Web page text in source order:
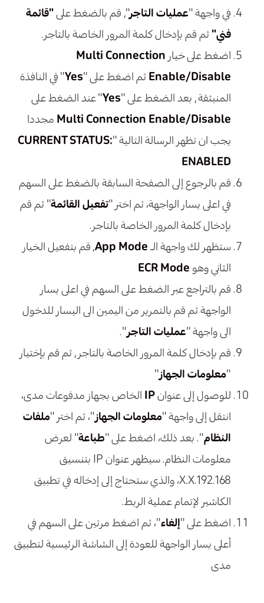
في واجهة "عمليات التاجر", قم بالضغط على"قائمة
فني" ثم قم بإدخال كلمة المرور الخاصة بالتاجر.
اضغط على خيار Multi Connection
Enable/Disable ثم اضغط على "Yes" في النافذة
المنبثقة , بعد الضغط على "Yes" عند الضغط على
Multi Connection Enable/Disable مجددا
يجب ان تظهر الرسالة التالية "CURRENT STATUS:
ENABLED
قم بالرجوع إلى الصفحة السابقة بالضغط على السهم
في اعلى يسار الواجهة، ثم اختر "تفعيل القائمة" ثم قم
بإدخال كلمة المرور الخاصة بالتاجر.
ستظهر لك واجهة الـApp Mode, قم بتفعيل الخيار
الثاني وهو ECR Mode
قم بالتراجع عبر الضغط على السهم في اعلى يسار
الواجهة ثم قم بالتمرير من اليمين الى اليسار للدخول
الى واجهة "عمليات التاجر".
قم بإدخال كلمة المرور الخاصة بالتاجر , ثم قم بإختيار
"معلومات الجهاز"
للوصول إلى عنوانIP الخاص بجهاز مدفوعات مدى،
انتقل إلى واجهة "معلومات الجهاز"، ثم اختر "ملفات
النظام". بعد ذلك، اضغط على "طباعة" لعرض
معلومات النظام. سيظهر عنوان IP بتنسيق
192.168.X.X، والذي ستحتاج إلى إدخاله في تطبيق
الكاشير لإتمام عملية الربط.
اضغط على "إلغاء"، ثم اضغط مرتين على السهم في
أعلى يسار الواجهة للعودة إلى الشاشة الرئيسية لتطبيق
مدى